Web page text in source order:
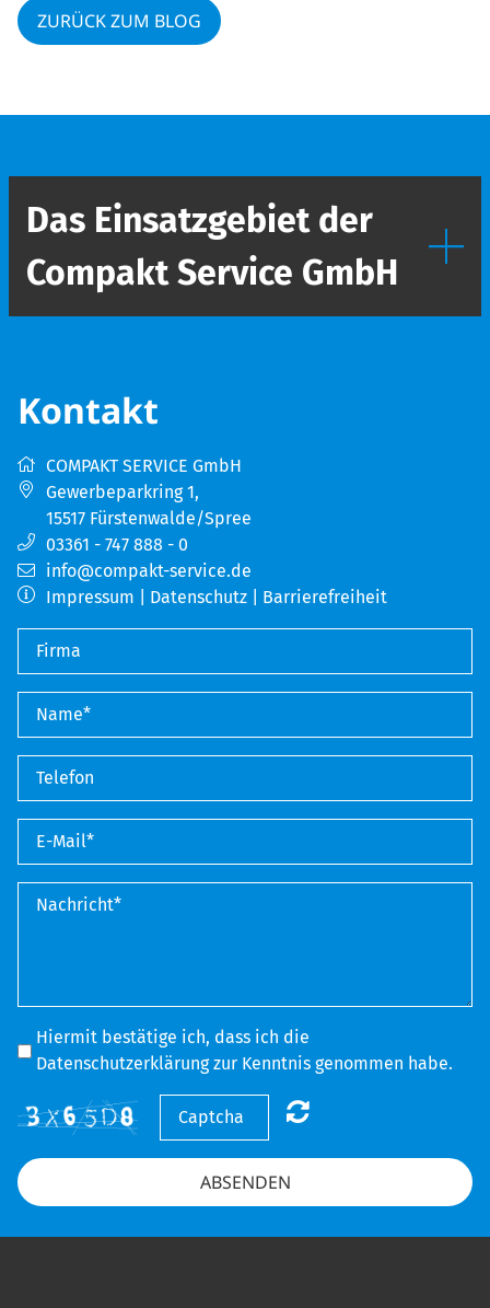
ZURÜCK ZUM BLOG
Das Einsatzgebiet der
Compakt Service GmbH
Kontakt
COMPAKT SERVICE GmbH
Gewerbeparkring 1,
15517 Fürstenwalde/Spree
03361 - 747 888 - 0
info@compakt-service.de
Impressum
Datenschutz| Barrierefreiheit
Hiermit bestätige ich, dass ich die
Datenschutzerklärung zur Kenntnis genommen habe.
ABSENDEN